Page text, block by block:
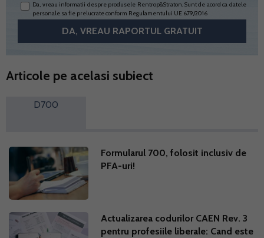
Da, vreau informatii despre produsele Rentrop&Straton. Sunt de acord ca datele
personale sa fie prelucrate conform Regulamentului UE 679/2016
Articole pe acelasi subiect
D700
Formularul 700, folosit inclusiv de
PFA-uri!
Actualizarea codurilor CAEN Rev. 3
pentru profesiile liberale: Cand este